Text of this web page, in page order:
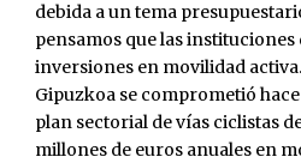
debida a un tema
pensamos que las
inversiones en movilidad
Gipuzkoa se comprometió
plan sectorial de vías ciclistas
millones de euros anuales en